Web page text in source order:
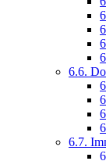
6.6.
6.7.